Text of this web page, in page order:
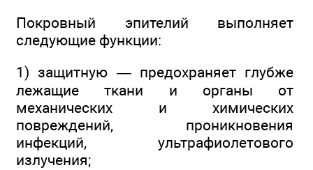
Покровный эпителий выполняет
следующие функции:
1) защитную — предохраняет глубже
лежащие ткани и органы от
механических и химических
повреждений, проникновения
инфекций, ультрафиолетового
излучения;